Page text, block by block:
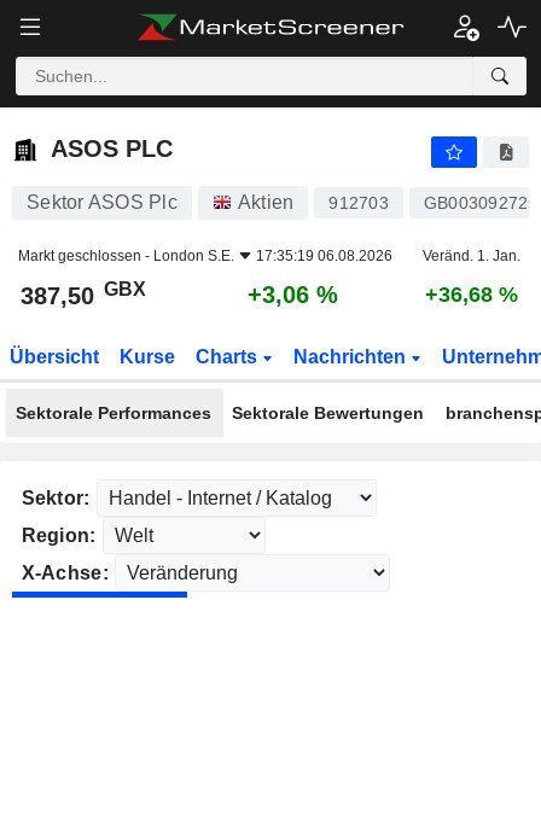
ASOS PLC
ASOS PLC
Sektor ASOS Plc Aktien 912703
Markt geschlossen - London S.E. 17:35:19 06.08.2026 Veränd. 1. Jan.
387,50 GBX +3,06 % +36,68 %
Übersicht Kurse Charts Nachrichten
Sektorale Performances Sektorale Bewertungen
Sektor:
Region:
X-Achse: